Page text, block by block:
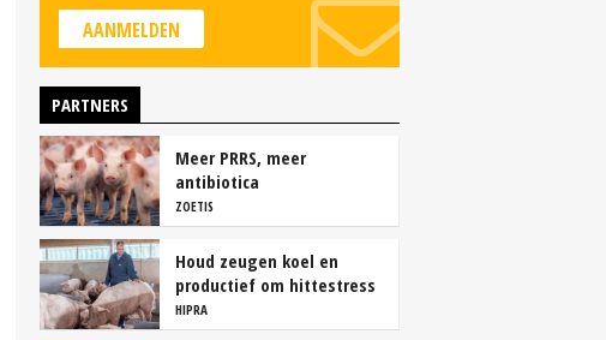
AANMELDEN
PARTNERS
Meer PRRS, meer
antibiotica
ZOETIS
Houd zeugen koel en
productief om hittestress
te voorkomen
HIPRA